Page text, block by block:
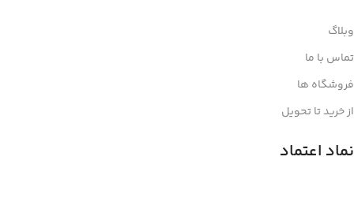
وبلاگ
تماس با ما
فروشگاه ها
از خرید تا تحویل
نماد اعتماد